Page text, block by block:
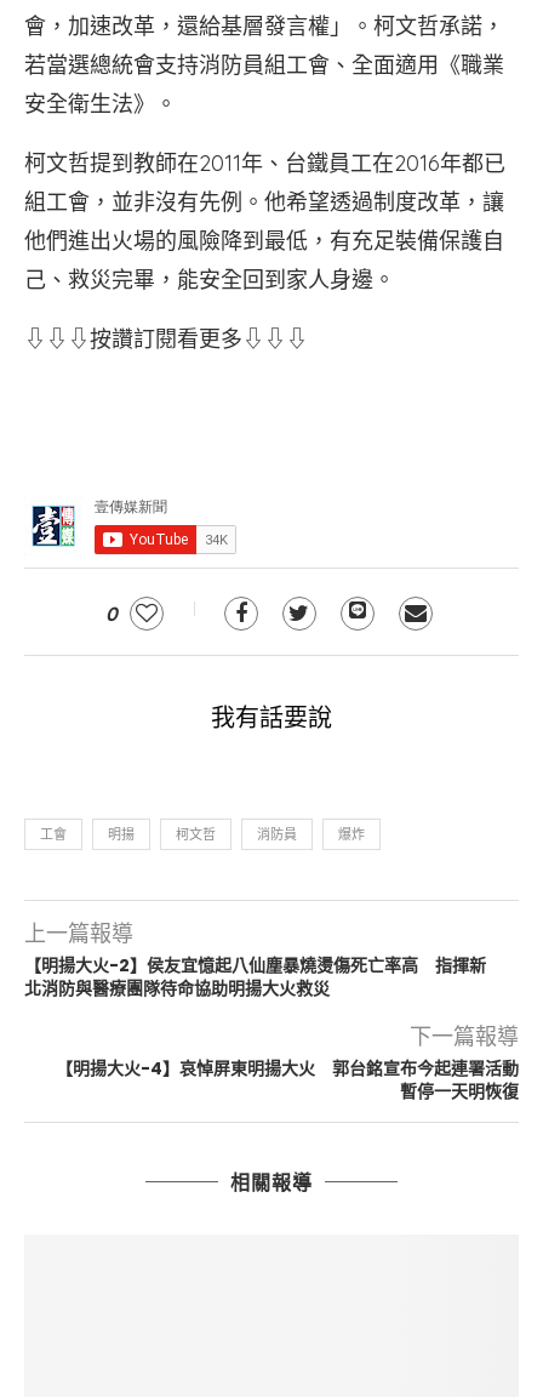
會，加速改革，還給基層發言權」。柯文哲承諾，
若當選總統會支持消防員組工會、全面適用《職業
安全衛生法》。
柯文哲提到教師在2011年、台鐵員工在2016年都已
組工會，並非沒有先例。他希望透過制度改革，讓
他們進出火場的風險降到最低，有充足裝備保護自
己、救災完畢，能安全回到家人身邊。
⇩⇩⇩按讚訂閱看更多⇩⇩⇩
0
我有話要說
工會 明揚 柯文哲 消防員 爆炸
上一篇報導
【明揚大火-2】侯友宜憶起八仙塵暴燒燙傷死亡率高 指揮新
北消防與醫療團隊待命協助明揚大火救災
下一篇報導
【明揚大火-4】哀悼屏東明揚大火 郭台銘宣布今起連署活動
暫停一天明恢復
相關報導